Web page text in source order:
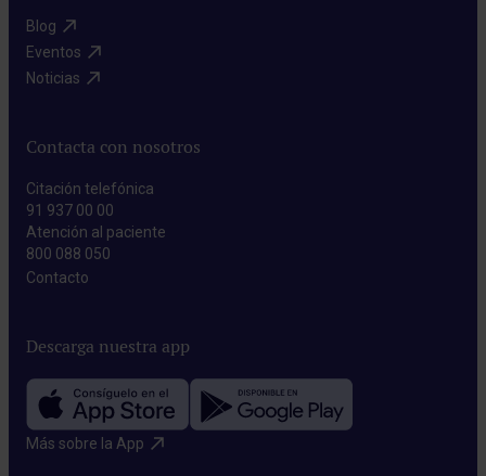
Blog​
Eventos​
Noticias​
Contacta con nosotros
Citación telefónica
91 937 00 00
Atención al paciente
800 088 050
Contacto​
Descarga nuestra app
Más sobre la App​